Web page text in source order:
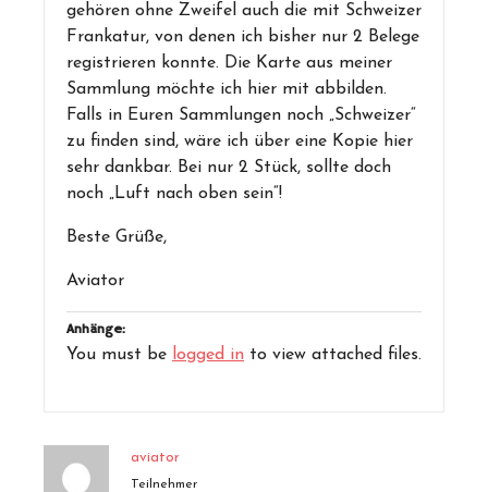
gehören ohne Zweifel auch die mit Schweizer
Frankatur, von denen ich bisher nur 2 Belege
registrieren konnte. Die Karte aus meiner
Sammlung möchte ich hier mit abbilden.
Falls in Euren Sammlungen noch „Schweizer“
zu finden sind, wäre ich über eine Kopie hier
sehr dankbar. Bei nur 2 Stück, sollte doch
noch „Luft nach oben sein“!
Beste Grüße,
Aviator
Anhänge:
You must be logged in to view attached files.
aviator
Teilnehmer